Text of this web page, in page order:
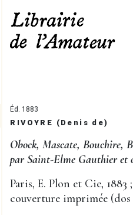
Éd. 1883
RIVOYRE (Denis de)
Obock, Mascate, Bouchire,
par Saint-Elme Gauthier et
Paris, E. Plon et Cie, 1883
couverture imprimée